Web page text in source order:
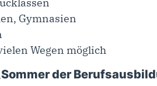
Gymnasien
Wegen möglich
der